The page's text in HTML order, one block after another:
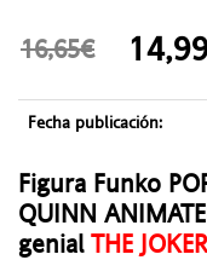
16,65€
Fecha publicación:
Figura Funko
QUINN
genialTHE JOKER